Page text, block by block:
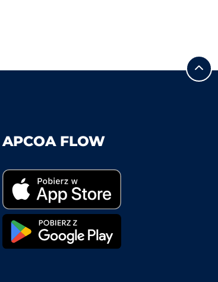
APCOA FLOW